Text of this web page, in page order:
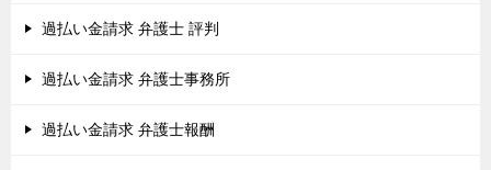
過払い金請求 弁護士 評判
過払い金請求 弁護士事務所
過払い金請求 弁護士報酬